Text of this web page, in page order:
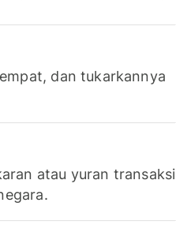
dan tukarkannya
atau yuran transaksi